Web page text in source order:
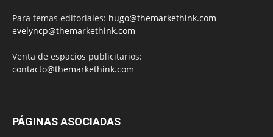
Para temas editoriales: hugo@themarkethink.com
evelyncp@themarkethink.com
Venta de espacios publicitarios:
contacto@themarkethink.com
PÁGINAS ASOCIADAS